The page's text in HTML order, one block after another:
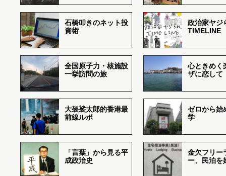
石橋叩きのネット投
資術
政治家ヤジ
TIMELINE
全国原子力・核施設
一挙訪問の旅
心ときめく
ザに恋して
大袈裟太郎的香港最
前線ルポ
ゼロから始
学
「言葉」から見る平
成政治史
金欠フリー
ー、民泊を